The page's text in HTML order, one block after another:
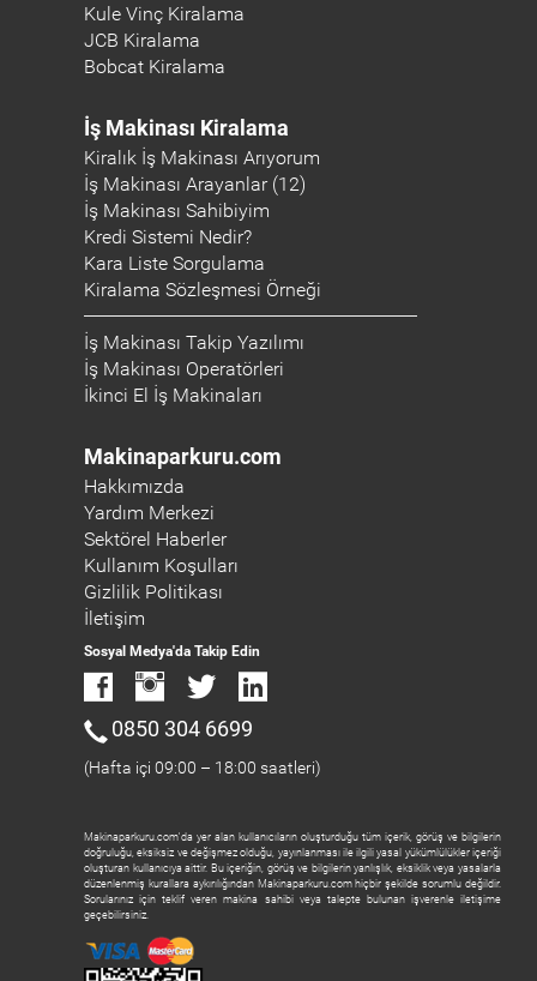
Kule Vinç Kiralama
JCB Kiralama
Bobcat Kiralama
İş Makinası Kiralama
Kiralık İş Makinası Arıyorum
İş Makinası Arayanlar (12)
İş Makinası Sahibiyim
Kredi Sistemi Nedir?
Kara Liste Sorgulama
Kiralama Sözleşmesi Örneği
İş Makinası Takip Yazılımı
İş Makinası Operatörleri
İkinci El İş Makinaları
Makinaparkuru.com
Hakkımızda
Yardım Merkezi
Sektörel Haberler
Kullanım Koşulları
Gizlilik Politikası
İletişim
Sosyal Medya'da Takip Edin
0850 304 6699
(Hafta içi 09:00 – 18:00 saatleri)
Makinaparkuru.com'da yer alan kullanıcıların oluşturduğu tüm içerik, görüş ve bilgilerin
doğruluğu, eksiksiz ve değişmez olduğu, yayınlanması ile ilgili yasal yükümlülükler içeriği
oluşturan kullanıcıya aittir. Bu içeriğin, görüş ve bilgilerin yanlışlık, eksiklik veya yasalarla
düzenlenmiş kurallara aykırılığından Makinaparkuru.com hiçbir şekilde sorumlu değildir.
Sorularınız için teklif veren makina sahibi veya talepte bulunan işverenle iletişime
geçebilirsiniz.